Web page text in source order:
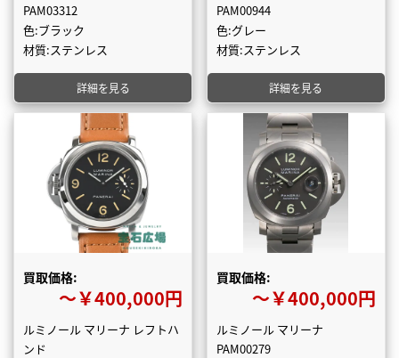
PAM03312
色:ブラック
材質:ステンレス
詳細を見る
PAM00944
色:グレー
材質:ステンレス
詳細を見る
買取価格:
〜￥400,000円
ルミノール マリーナ レフトハ
ンド
買取価格:
〜￥400,000円
ルミノール マリーナ
PAM00279